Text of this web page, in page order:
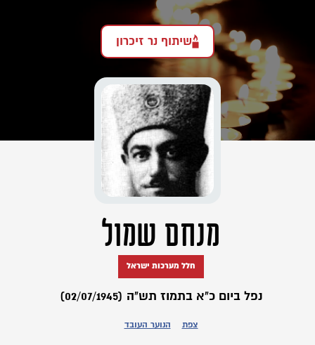
שיתוף נר זיכרון
מנחם שמול
חלל מערכות ישראל
נפל ביום כ"א בתמוז תש"ה (02/07/1945)
צפת הנוער העובד